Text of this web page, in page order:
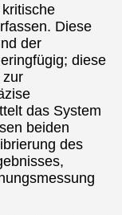
Diese
der
diese
zur
das System
beiden
des